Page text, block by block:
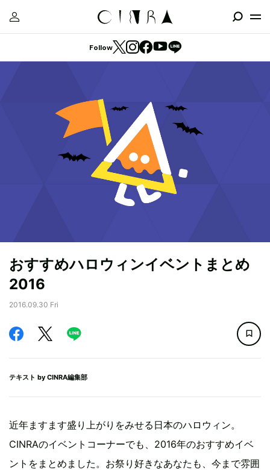
Follow
おすすめハロウィンイベントまとめ
2016
2016.09.30 Fri
テキスト by CINRA編集部
近年ますます盛り上がりをみせる日本のハロウィン。
CINRAのイベントコーナーでも、2016年のおすすめイベ
ントをまとめました。お祭り好きなあなたも、今まで雰囲